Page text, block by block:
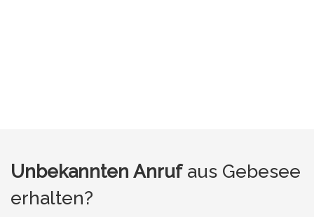
Unbekannten Anrufaus Gebesee
erhalten?